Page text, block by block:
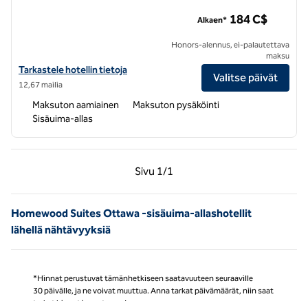
Näytä Homewood Suites by Hilton Ottawa Kanata -hotellin tiedot
Tarkastele hotellin tietoja
12,67 mailia
Alkaen* 184 C$
Honors-alennus, ei-palautettava
maksu
Valitse päivät
Maksuton aamiainen
Maksuton pysäköinti
Sisäuima-allas
Sivu 1/1
Edellinen sivu, 1/1
Sivu 1/1
Homewood Suites Ottawa -sisäuima-allashotellit
lähellä nähtävyyksiä
*Hinnat perustuvat tämänhetkiseen saatavuuteen seuraaville
30 päivälle, ja ne voivat muuttua. Anna tarkat päivämäärät, niin saat